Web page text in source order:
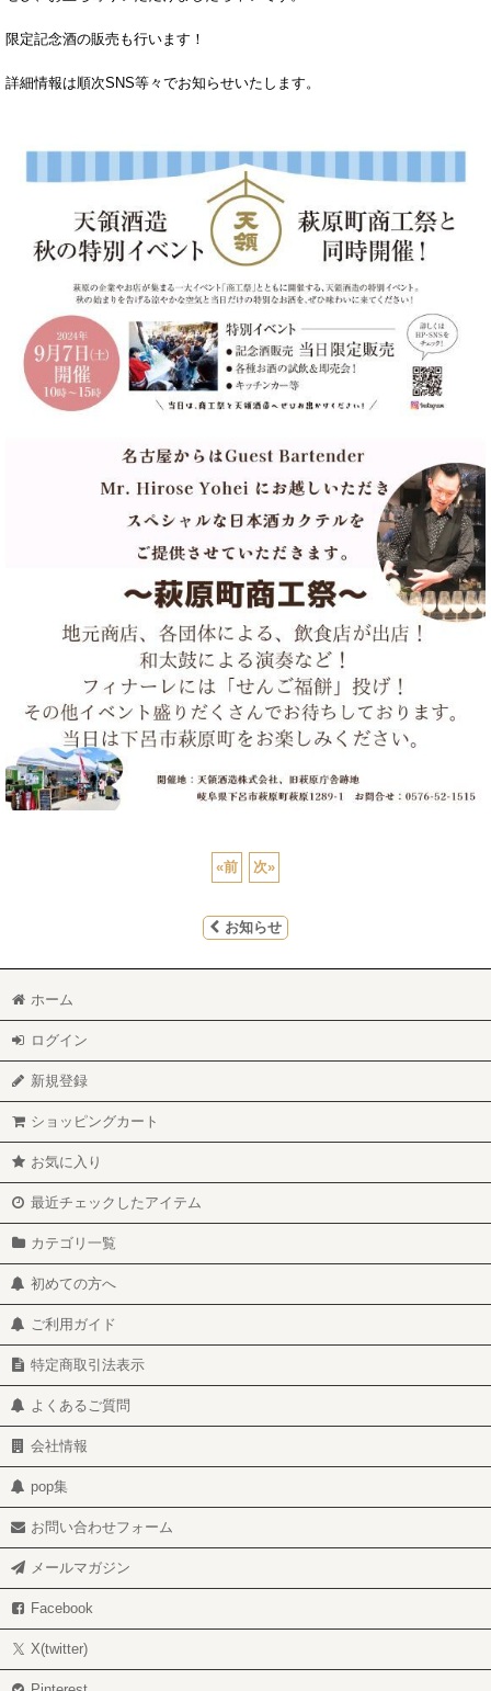
限定記念酒の販売も行います！
詳細情報は順次SNS等々でお知らせいたします。
«前 次»
お知らせ
ホーム
ログイン
新規登録
ショッピングカート
お気に入り
最近チェックしたアイテム
カテゴリ一覧
初めての方へ
ご利用ガイド
特定商取引法表示
よくあるご質問
会社情報
pop集
お問い合わせフォーム
メールマガジン
Facebook
X(twitter)